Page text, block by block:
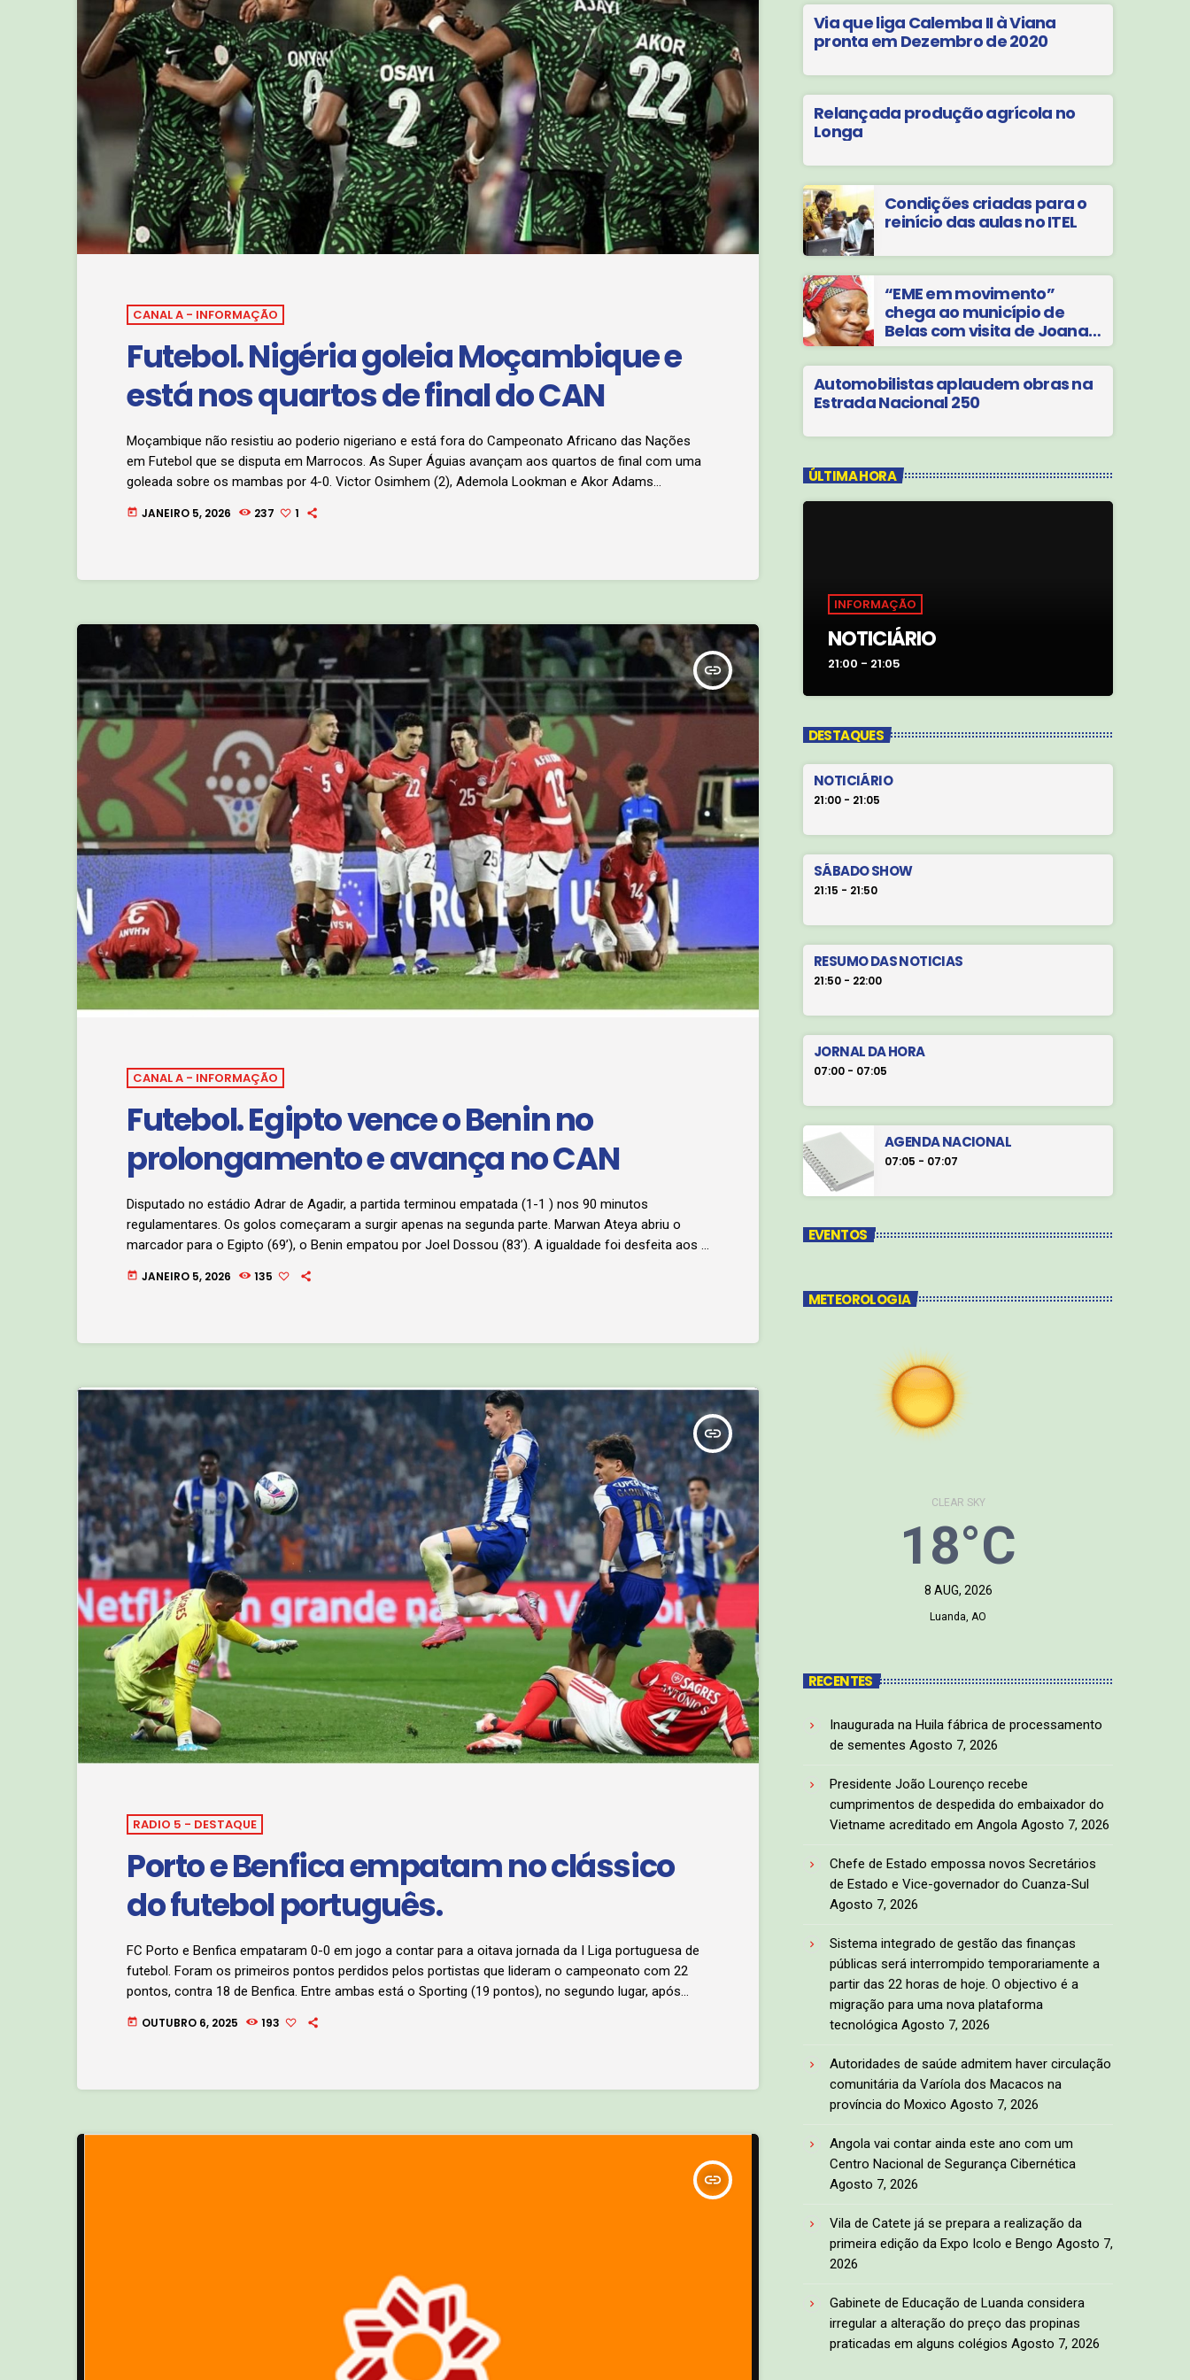
CANAL A - INFORMAÇÃO
Futebol. Nigéria goleia Moçambique e
está nos quartos de final do CAN
Moçambique não resistiu ao poderio nigeriano e está fora do Campeonato Africano das Nações
em Futebol que se disputa em Marrocos. As Super Águias avançam aos quartos de final com uma
goleada sobre os mambas por 4-0. Victor Osimhem (2), Ademola Lookman e Akor Adams
vai defrontar o vencedor do jogo Argélia-RDC, que […]
today JANEIRO 5, 2026 237 1
insert_link
CANAL A - INFORMAÇÃO
Futebol. Egipto vence o Benin no
prolongamento e avança no CAN
Disputado no estádio Adrar de Agadir, a partida terminou empatada (1-1 ) nos 90 minutos
regulamentares. Os golos começaram a surgir apenas na segunda parte. Marwan Ateya abriu o
marcador para o Egipto (69’), o Benin empatou por Joel Dossou (83’). A igualdade foi desfeita aos 7
faraós já nos descontos do prolongamento, selando o resultado em […]
today JANEIRO 5, 2026 135
insert_link
RADIO 5 - DESTAQUE
Porto e Benfica empatam no clássico
do futebol português.
FC Porto e Benfica empataram 0-0 em jogo a contar para a oitava jornada da I Liga portuguesa de
futebol. Foram os primeiros pontos perdidos pelos portistas que lideram o campeonato com 22
pontos, contra 18 de Benfica. Entre ambas está o Sporting (19 pontos), no segundo lugar, após
today OUTUBRO 6, 2025 193
insert_link
Via que liga Calemba II à Viana
pronta em Dezembro de 2020
Relançada produção agrícola no
Longa
Condições criadas para o
reinício das aulas no ITEL
“EME em movimento”
chega ao município de
Belas com visita de Joana
Liana
Automobilistas aplaudem obras na
Estrada Nacional 250
ÚLTIMA HORA
INFORMAÇÃO
NOTICIÁRIO
21:00 - 21:05
DESTAQUES
NOTICIÁRIO
21:00 - 21:05
SÁBADO SHOW
21:15 - 21:50
RESUMO DAS NOTICIAS
21:50 - 22:00
JORNAL DA HORA
07:00 - 07:05
AGENDA NACIONAL
07:05 - 07:07
EVENTOS
METEOROLOGIA
CLEAR SKY
18°C
8 AUG, 2026
Luanda, AO
RECENTES
Inaugurada na Huila fábrica de processamento
de sementes Agosto 7, 2026
Presidente João Lourenço recebe
cumprimentos de despedida do embaixador do
Vietname acreditado em Angola Agosto 7, 2026
Chefe de Estado empossa novos Secretários
de Estado e Vice-governador do Cuanza-Sul
Agosto 7, 2026
Sistema integrado de gestão das finanças
públicas será interrompido temporariamente a
partir das 22 horas de hoje. O objectivo é a
migração para uma nova plataforma
tecnológica Agosto 7, 2026
Autoridades de saúde admitem haver circulação
comunitária da Varíola dos Macacos na
província do Moxico Agosto 7, 2026
Angola vai contar ainda este ano com um
Centro Nacional de Segurança Cibernética
Agosto 7, 2026
Vila de Catete já se prepara a realização da
primeira edição da Expo Icolo e Bengo Agosto 7,
2026
Gabinete de Educação de Luanda considera
irregular a alteração do preço das propinas
praticadas em alguns colégios Agosto 7, 2026